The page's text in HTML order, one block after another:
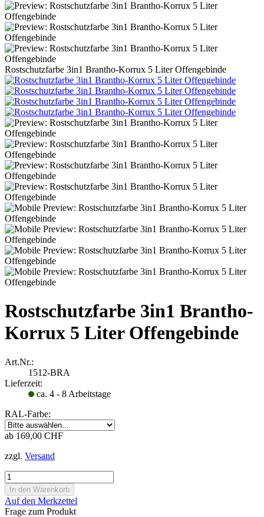
Rostschutzfarbe 3in1 Brantho-Korrux 5 Liter Offengebinde
Rostschutzfarbe 3in1 Brantho-
Korrux 5 Liter Offengebinde
Art.Nr.:
1512-BRA
Lieferzeit:
ca. 4 - 8 Arbeitstage
RAL-Farbe:
ab 169,00 CHF
zzgl. Versand
Auf den Merkzettel
Frage zum Produkt